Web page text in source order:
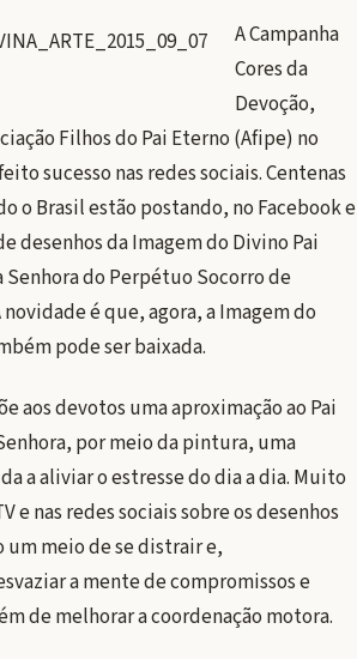
A Campanha
Cores da
Devoção,
Filhos do Pai Eterno (Afipe) no
sucesso nas redes sociais. Centenas
o Brasil estão postando, no Facebook e
desenhos da Imagem do Divino Pai
Senhora do Perpétuo Socorro de
novidade é que, agora, a Imagem do
pode ser baixada.
aos devotos uma aproximação ao Pai
por meio da pintura, uma
a aliviar o estresse do dia a dia. Muito
e nas redes sociais sobre os desenhos
um meio de se distrair e,
a mente de compromissos e
de melhorar a coordenação motora.